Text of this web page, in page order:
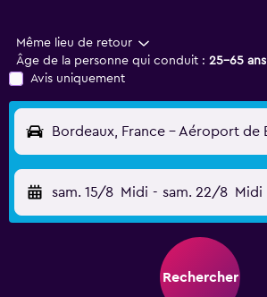
Même lieu de retour
Âge de la personne qui conduit : 25-65 ans
Avis uniquement
sam. 15/8 Midi - sam. 22/8 Midi
Rechercher